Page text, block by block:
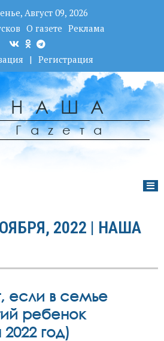
Август 09, 2026
О газете Реклама
| Регистрация
НАША
Гаzета
2022 | НАША
если в семье
ребенок
год)